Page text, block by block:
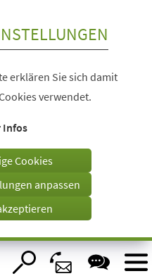
erklären Sie sich damit
verwendet.
Infos
Cookies
anpassen